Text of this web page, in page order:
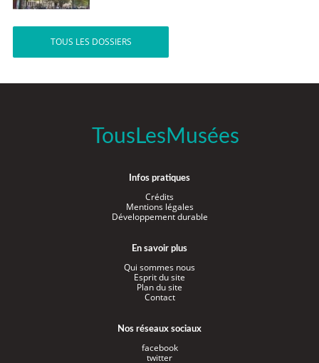
TOUS LES DOSSIERS
TousLesMusées
Infos pratiques
Crédits
Mentions légales
Développement durable
En savoir plus
Qui sommes nous
Esprit du site
Plan du site
Contact
Nos réseaux sociaux
facebook
twitter